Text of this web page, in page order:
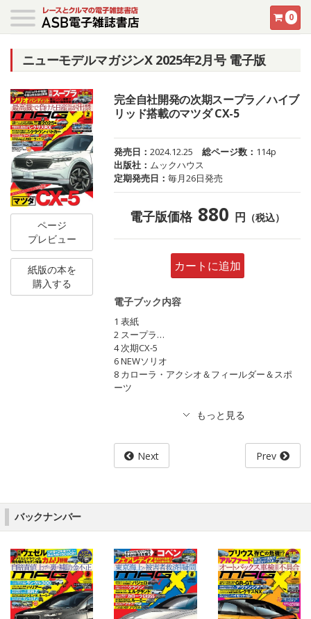
0
ニューモデルマガジンX 2025年2月号 電子版
ページ
プレビュー
紙版の本を
購入する
完全自社開発の次期スープラ／ハイブ
リッド搭載のマツダ CX-5
発売日：2024.12.25 総ページ数： 114p
出版社： ムックハウス
定期発売日：毎月26日発売
電子版価格 880 円 （税込）
カートに追加
電子ブック内容
1 表紙
2 スープラ…
4 次期CX-5
6 NEWソリオ
8 カローラ・アクシオ＆フィールダー＆スポ
ーツ
Next Prev
バックナンバー